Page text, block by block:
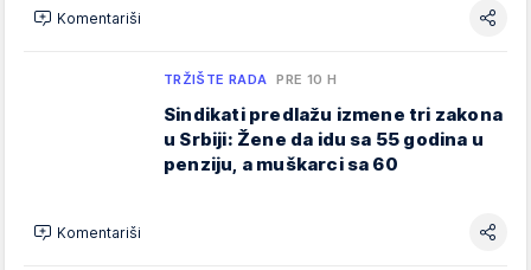
Komentariši
TRŽIŠTE RADA PRE 10 H
Sindikati predlažu izmene tri zakona
u Srbiji: Žene da idu sa 55 godina u
penziju, a muškarci sa 60
Komentariši